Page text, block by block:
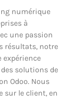
numérique
à
une passion
résultats, notre
expérience
solutions de
Odoo. Nous
sur le client, en